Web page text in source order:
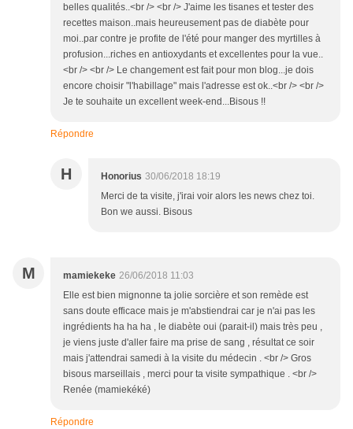
belles qualités..<br /> <br /> J'aime les tisanes et tester des
recettes maison..mais heureusement pas de diabète pour
moi..par contre je profite de l'été pour manger des myrtilles à
profusion...riches en antioxydants et excellentes pour la vue..
<br /> <br /> Le changement est fait pour mon blog...je dois
encore choisir "l'habillage" mais l'adresse est ok..<br /> <br />
Je te souhaite un excellent week-end...Bisous !!
Répondre
H Honorius 30/06/2018 18:19
Merci de ta visite, j'irai voir alors les news chez toi.
Bon we aussi. Bisous
M mamiekeke 26/06/2018 11:03
Elle est bien mignonne ta jolie sorcière et son remède est
sans doute efficace mais je m'abstiendrai car je n'ai pas les
ingrédients ha ha ha , le diabète oui (parait-il) mais très peu ,
je viens juste d'aller faire ma prise de sang , résultat ce soir
mais j'attendrai samedi à la visite du médecin . <br /> Gros
bisous marseillais , merci pour ta visite sympathique . <br />
Renée (mamiekéké)
Répondre